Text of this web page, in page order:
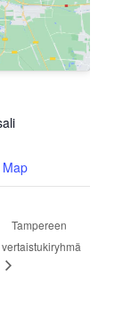
Tampereen
vertaistukiryhmä